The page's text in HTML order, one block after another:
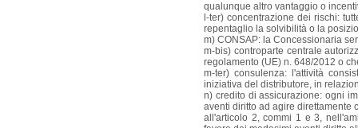
qualunque altro vantaggio o
l-ter) concentrazione dei rischi:
repentaglio la solvibilità o la
m) CONSAP: la Concessionaria
m-bis) controparte centrale
regolamento (UE) n. 648/2012 o
m-ter) consulenza: l'attività
iniziativa del distributore, in
n) credito di assicurazione: ogni
aventi diritto ad agire direttamente
all'articolo 2, commi 1 e 3,